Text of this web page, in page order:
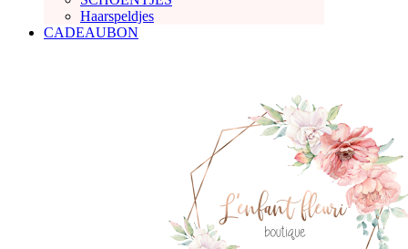
Haarspeldjes
CADEAUBON